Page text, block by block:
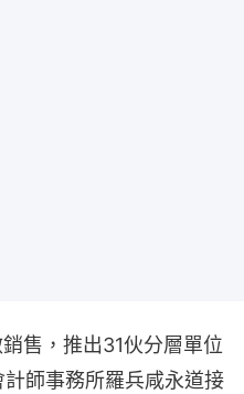
售，推出31伙分層單位
師事務所羅兵咸永道接